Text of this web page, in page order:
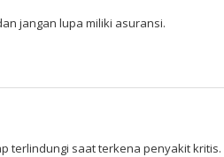
jangan lupa miliki asuransi.
terlindungi saat terkena penyakit kritis.